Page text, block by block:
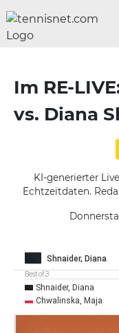
Im RE-
vs. Diana
KI-generierter
Echtzeitdaten.
Shnaider, Diana
Best of 3
Shnaider, Diana
Chwalinska, Maja